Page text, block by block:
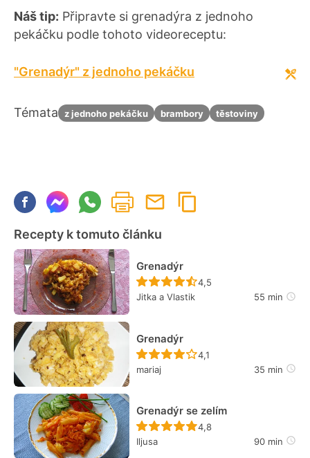
Náš tip: Připravte si grenadýra z jednoho
pekáčku podle tohoto videoreceptu:
"Grenadýr" z jednoho pekáčku
Témata z jednoho pekáčku brambory těstoviny
Recepty k tomuto článku
Grenadýr
Recept ještě nebyl
4,5
Jitka a Vlastik
55 min
Grenadýr
Recept ještě nebyl
4,1
mariaj
35 min
Grenadýr se zelím
Recept ještě nebyl
4,8
Iljusa
90 min